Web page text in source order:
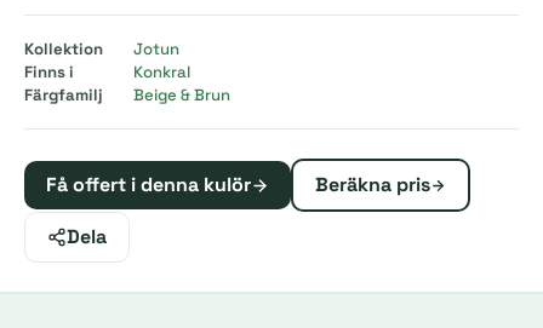
Kollektion
Jotun
Finns i
Konkral
Färgfamilj
Beige & Brun
Få offert i denna kulör Beräkna pris
Dela